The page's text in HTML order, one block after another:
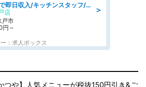
＞
日払いOKで即日収入/キッチンスタッフ/「原付免許必須」デリバリー業務など、自己成長可能な幅広い仕事に挑戦!髪型自由&ピアス・ネイルOK/茨城県/水戸市
店
戸市
円～
：求人ボックス
つや】人気メニューが税抜150円引き&ご